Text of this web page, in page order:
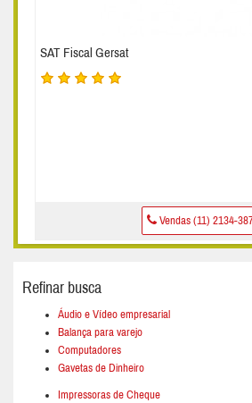
SAT Fiscal Gersat
Vendas (11) 2134-
Refinar busca
Áudio e Vídeo empresarial
Balança para varejo
Computadores
Gavetas de Dinheiro
Impressoras de Cheque